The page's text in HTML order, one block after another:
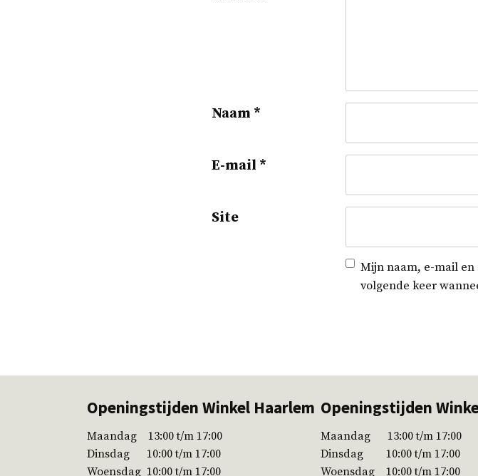
Naam *
E-mail *
Site
Mijn naam, e-mail en
volgende keer
Openingstijden Winkel Haarlem
Maandag 13:00 t/m 17:00
Dinsdag 10:00 t/m 17:00
Woensdag 10:00 t/m 17:00
Openingstijden
Maandag 13:00 t/m 17:00
Dinsdag 10:00 t/m 17:00
Woensdag 10:00 t/m 17:00